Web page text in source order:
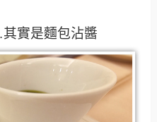
實是麵包沾醬